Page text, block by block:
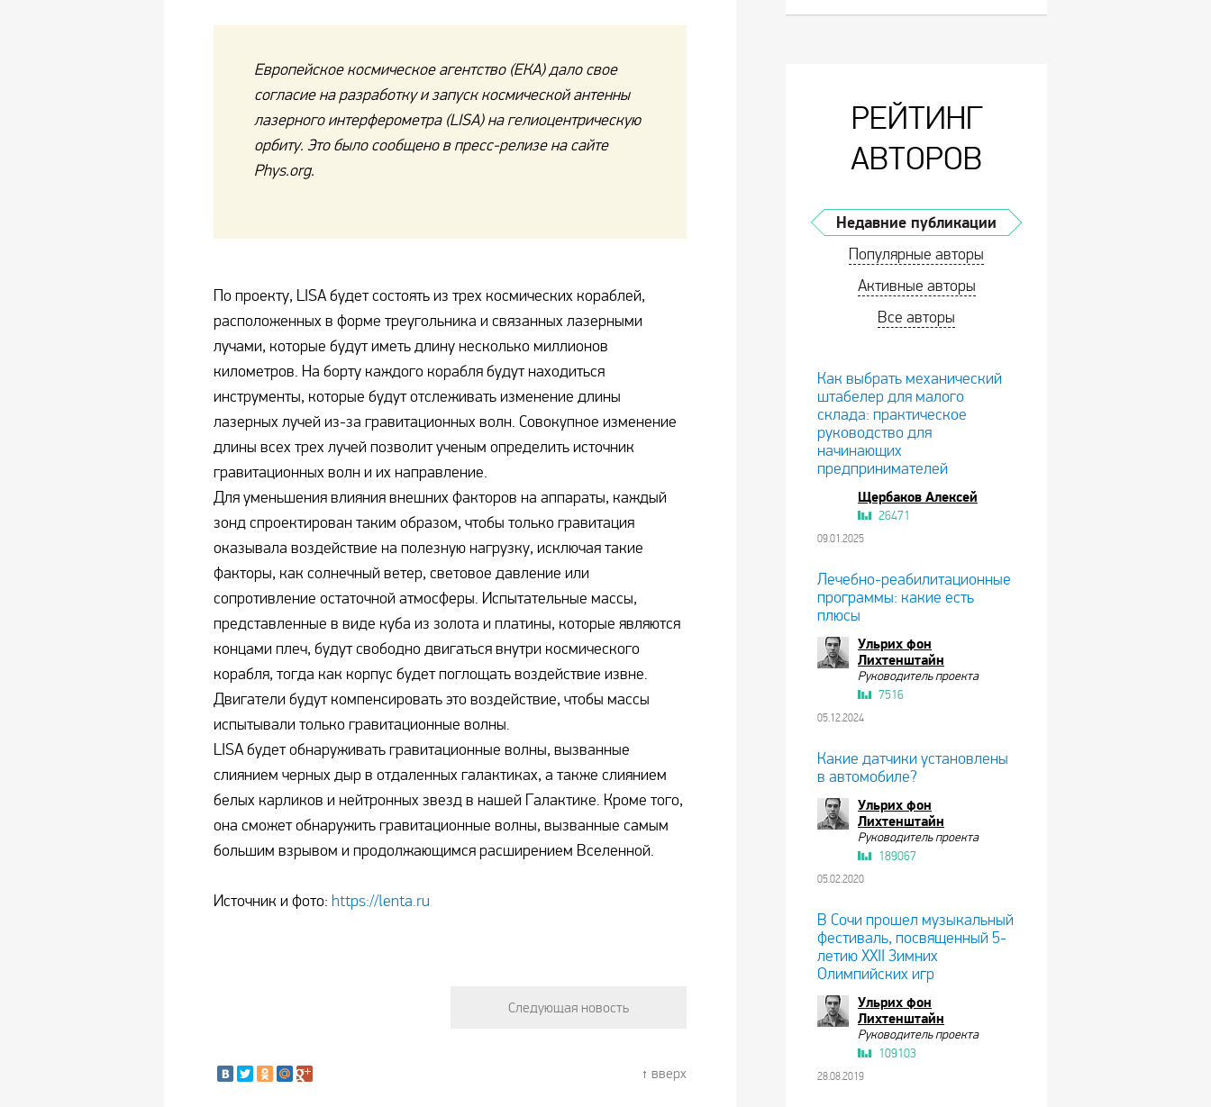
РЕЙТИНГ
АВТОРОВ
Недавние публикации
Популярные авторы
Активные авторы
Все авторы
Как выбрать механический
штабелер для малого
склада: практическое
руководство для
начинающих
предпринимателей
Щербаков Алексей
26471
09.01.2025
Лечебно-реабилитационные
программы: какие есть
плюсы
Ульрих фон
Лихтенштайн
Руководитель проекта
7516
05.12.2024
Какие датчики установлены
в автомобиле?
Ульрих фон
Лихтенштайн
Руководитель проекта
189067
05.02.2020
В Сочи прошел музыкальный
фестиваль, посвященный 5-
летию XXII Зимних
Олимпийских игр
Ульрих фон
Лихтенштайн
Руководитель проекта
109103
28.08.2019
Европейское космическое агентство (ЕКА) дало свое
согласие на разработку и запуск космической антенны
лазерного интерферометра (LISA) на гелиоцентрическую
орбиту. Это было сообщено в пресс-релизе на сайте
Phys.org.
По проекту, LISA будет состоять из трех космических кораблей,
расположенных в форме треугольника и связанных лазерными
лучами, которые будут иметь длину несколько миллионов
километров. На борту каждого корабля будут находиться
инструменты, которые будут отслеживать изменение длины
лазерных лучей из-за гравитационных волн. Совокупное изменение
длины всех трех лучей позволит ученым определить источник
гравитационных волн и их направление.
Для уменьшения влияния внешних факторов на аппараты, каждый
зонд спроектирован таким образом, чтобы только гравитация
оказывала воздействие на полезную нагрузку, исключая такие
факторы, как солнечный ветер, световое давление или
сопротивление остаточной атмосферы. Испытательные массы,
представленные в виде куба из золота и платины, которые являются
концами плеч, будут свободно двигаться внутри космического
корабля, тогда как корпус будет поглощать воздействие извне.
Двигатели будут компенсировать это воздействие, чтобы массы
испытывали только гравитационные волны.
LISA будет обнаруживать гравитационные волны, вызванные
слиянием черных дыр в отдаленных галактиках, а также слиянием
белых карликов и нейтронных звезд в нашей Галактике. Кроме того,
она сможет обнаружить гравитационные волны, вызванные самым
большим взрывом и продолжающимся расширением Вселенной.
Источник и фото: https://lenta.ru
Следующая новость
вверх